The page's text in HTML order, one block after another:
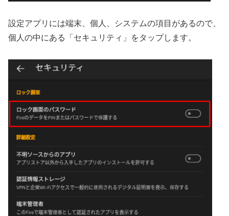
設定アプリには端末、個人、システムの項目があるので、
個人の中にある「セキュリティ」をタップします。